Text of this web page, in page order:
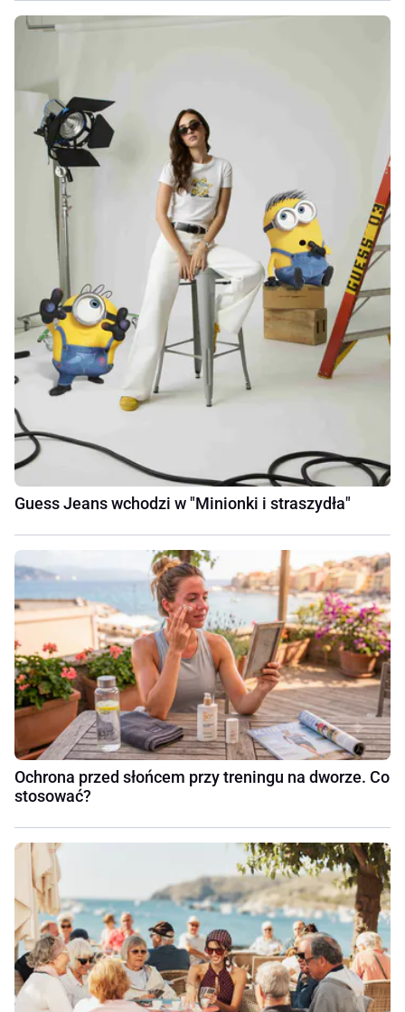
Guess Jeans wchodzi w "Minionki i straszydła"
Ochrona przed słońcem przy treningu na dworze. Co
stosować?